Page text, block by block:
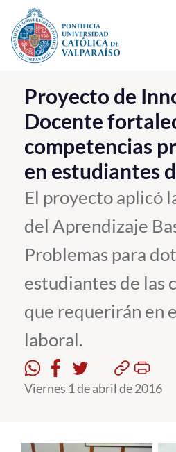
Click acá para ir directamente al
La Universidad
Investigación, Creación e
PUCV Internacional
Vinculación con el Medio
Admisión
Pregrado
Postgrado
Estudiantes
Académicos
Proyecto de
Docente
competencias
en estudiantes
El proyecto aplicó
del Aprendizaje
Problemas para
estudiantes de las
que requerirán en
laboral.
Viernes 1 de abril de 2016